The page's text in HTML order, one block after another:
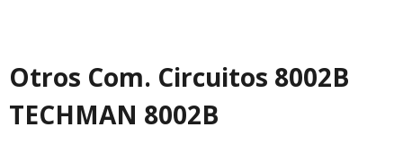
Otros Com. Circuitos 8002B
TECHMAN 8002B